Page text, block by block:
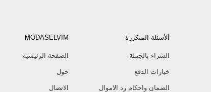
ألأسئلة المتكررة
الشراء بالجملة
خيارات الدفع
الضمان واحكام رد الاموال
MODASELVIM
الصفحة الرئيسية
حول
الاتصال